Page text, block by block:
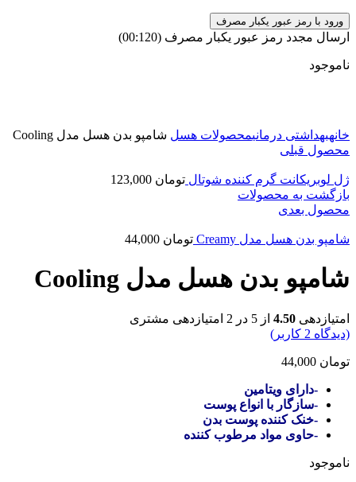
ورود با رمز عبور یکبار مصرف
ارسال مجدد رمز عبور یکبار مصرف (00:
120
)
ناموجود
خانهبهداشتی درمانیمحصولات هسل شامپو بدن هسل مدل Cooling
محصول قبلی
ژل لوبریکانت گرم کننده شوتال تومان
بازگشت به محصولات
محصول بعدی
شامپو بدن هسل مدل Creamy تومان
شامپو بدن هسل مدل Cooling
امتیازدهی 4.50 از 5 در 2 امتیازدهی مشتری
(دیدگاه 2 کاربر)
تومان
-دارای ویتامین
-سازگار با انواع پوست‌
-خنک کننده پوست بدن
-حاوی مواد مرطوب کننده
ناموجود